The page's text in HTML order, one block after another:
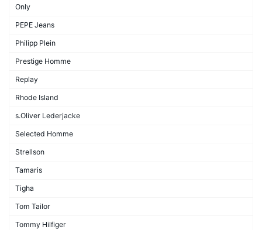
Only
PEPE Jeans
Philipp Plein
Prestige Homme
Replay
Rhode Island
s.Oliver Lederjacke
Selected Homme
Strellson
Tamaris
Tigha
Tom Tailor
Tommy Hilfiger